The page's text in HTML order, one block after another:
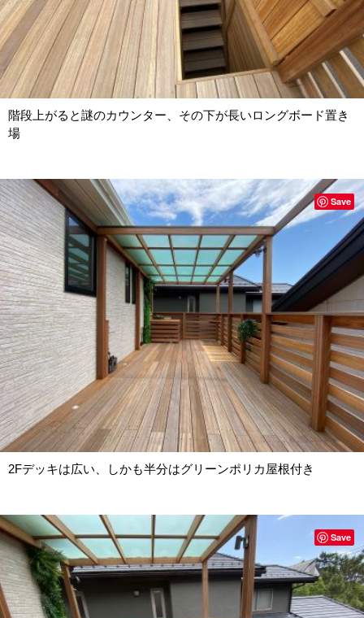
階段上がると謎のカウンター、その下が長いロングボード置き
場
2Fデッキは広い、しかも半分はグリーンポリカ屋根付き
Save
Save